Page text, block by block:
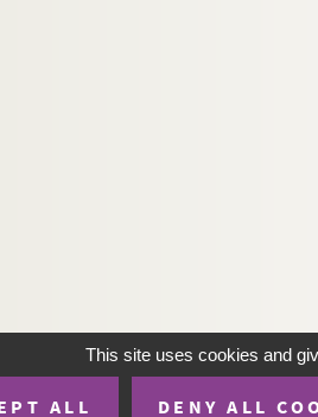
This site uses cookies and
ALL DENY ALL